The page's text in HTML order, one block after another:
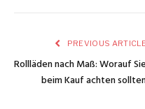
PREVIOUS
Rollläden nach Maß: Worauf Sie
beim Kauf achten